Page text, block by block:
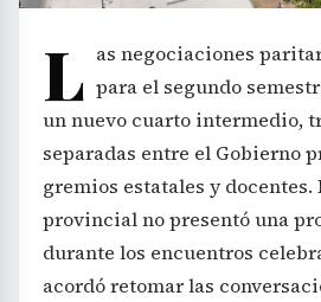
L as negociaciones
para el segundo
un nuevo cuarto intermedio,
separadas entre el Gobierno
gremios estatales y docentes.
provincial no presentó una
durante los encuentros
acordó retomar las